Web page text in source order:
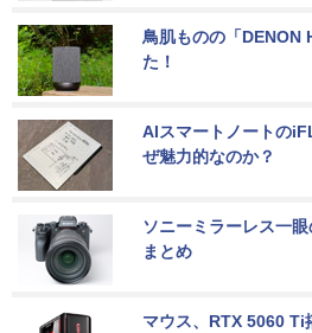
鳥肌ものの「DENON
た！
AIスマートノートの
ぜ魅力的なのか？
ソニーミラーレス一
まとめ
マウス、RTX 5060 Ti